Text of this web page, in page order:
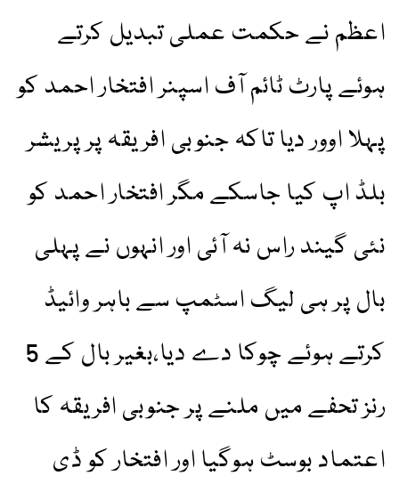
اعظم نے حکمت عملی تبدیل کرتے
ہوئے پارٹ ٹائم آف اسپنر افتخار احمد کو
پہلا اوور دیا تاکہ جنوبی افریقہ پر پریشر
بلڈ اپ کیا جاسکے مگر افتخار احمد کو
نئی گیند راس نہ آئی اور انہوں نے پہلی
بال پر ہی لیگ اسٹمپ سے باہر وائیڈ
کرتے ہوئے چوکا دے دیا،بغیر بال کے 5
رنز تحفے میں ملنے پر جنوبی افریقہ کا
اعتماد بوسٹ ہوگیا اور افتخار کو ڈی